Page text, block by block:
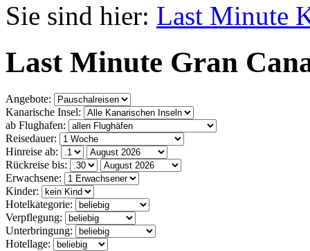
Sie sind hier: Last Minute
Last Minute Gran
Angebote:
Kanarische Insel:
ab Flughafen:
Reisedauer:
Hinreise ab:
Rückreise bis:
Erwachsene:
Kinder:
Hotelkategorie:
Verpflegung:
Unterbringung:
Hotellage: